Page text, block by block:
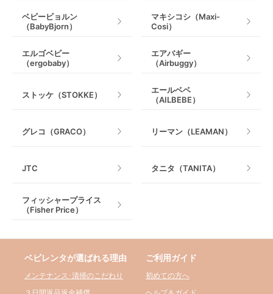
ベビービョルン
（BabyBjorn）
マキシコシ（Maxi-
Cosi）
エルゴベビー
（ergobaby）
エアバギー
（Airbuggy）
ストッケ（STOKKE）
エールベベ
（AILBEBE）
グレコ（GRACO） リーマン（LEAMAN）
JTC タニタ（TANITA）
フィッシャープライス
（Fisher Price）
ベビレンタが選ばれる理由
メンテナンス･清掃のこだわり
ご利用ガイド
初めての方へ